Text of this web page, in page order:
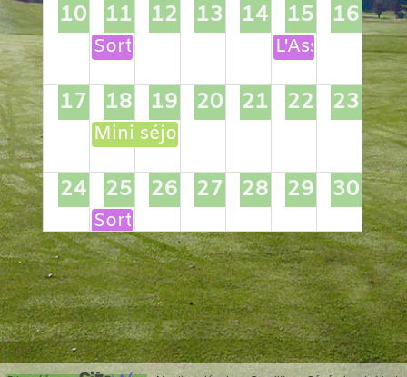
10 11 12 13 14 15 16
Sortie golf du CLOUL'Assomption
17 18 19 20 21 22 23
Mini séjour dans le FOREZ
24 25 26 27 28 29 30
Sortie golf LYON VERGER
31 1 2 3 4 5 6
Sortie golf des CHANALETS
TAG 2026 sur le GOLF DES